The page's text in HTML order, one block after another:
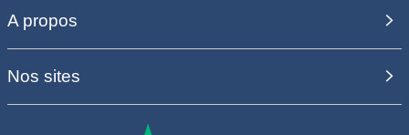
A propos
Nos sites